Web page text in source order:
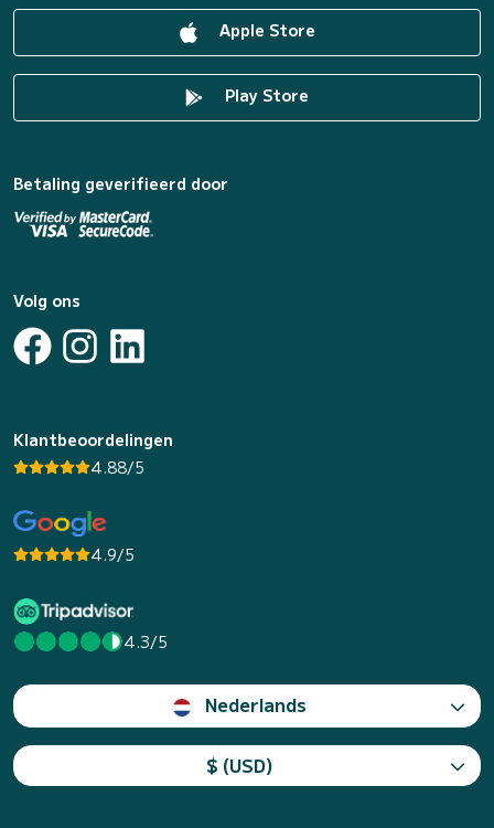
Apple Store
Play Store
Betaling geverifieerd door
Volg ons
Klantbeoordelingen
4.88/5
4.9/5
4.3/5
Nederlands
$ (USD)